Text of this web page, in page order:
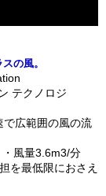
の風。
テクノロジ
で広範囲の風の流
風量3.6m3/分
を最低限におさえ